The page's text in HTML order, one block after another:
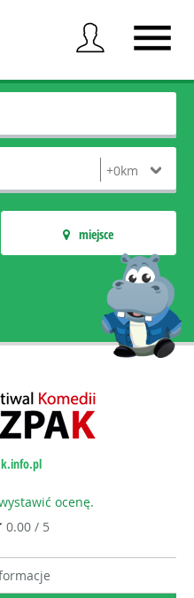
miejsce
ocenę.
0.00 / 5